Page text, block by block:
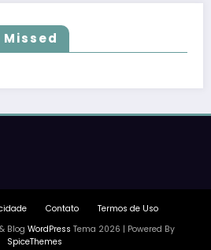
Missed
Contato
Termos de Uso
Blog WordPress Tema 2026 | Powered By
SpiceThemes